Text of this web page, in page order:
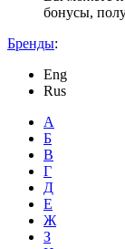
бонусы,
Бренды:
Eng
Rus
А
Б
В
Г
Д
Е
Ж
З